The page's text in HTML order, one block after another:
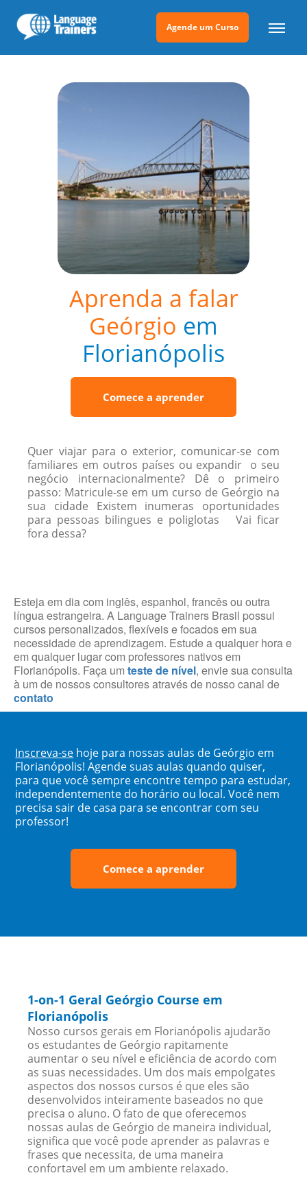
Agende um Curso
Aprenda a falar
Geórgio em
Florianópolis
Comece a aprender
Quer viajar para o exterior, comunicar-se com
familiares em outros países ou expandir o seu
negócio internacionalmente? Dê o primeiro
passo: Matricule-se em um curso de Geórgio na
sua cidade Existem inumeras oportunidades
para pessoas bilingues e poliglotas Vai ficar
fora dessa?
Esteja em dia com inglês, espanhol, francês ou outra
língua estrangeira. A Language Trainers Brasil possui
cursos personalizados, flexíveis e focados em sua
necessidade de aprendizagem. Estude a qualquer hora e
em qualquer lugar com professores nativos em
Florianópolis. Faça um teste de nível, envie sua consulta
à um de nossos consultores através de nosso canal de
contato
Inscreva-se hoje para nossas aulas de Geórgio em
Florianópolis! Agende suas aulas quando quiser,
para que você sempre encontre tempo para estudar,
independentemente do horário ou local. Você nem
precisa sair de casa para se encontrar com seu
professor!
Comece a aprender
1-on-1 Geral Geórgio Course em
Florianópolis
Nosso cursos gerais em Florianópolis ajudarão
os estudantes de Geórgio rapitamente
aumentar o seu nível e eficiência de acordo com
as suas necessidades. Um dos mais empolgates
aspectos dos nossos cursos é que eles são
desenvolvidos inteiramente baseados no que
precisa o aluno. O fato de que oferecemos
nossas aulas de Geórgio de maneira individual,
significa que você pode aprender as palavras e
frases que necessita, de uma maneira
confortavel em um ambiente relaxado.